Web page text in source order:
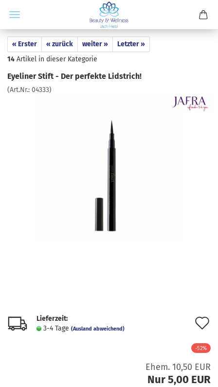
« Erster « zurück weiter »
Letzter »
14 Artikel in dieser Kategorie
Eyeliner Stift - Der perfekte Lidstrich!
(Art.Nr.: 04333)
Lieferzeit:
3-4 Tage (Ausland abweichend)
-52%
Ehem. 10,50 EUR
Nur 5,00 EUR